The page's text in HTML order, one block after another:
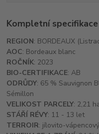
Kompletní specifikace
REGION: BORDEAUX
AOC: Bordeaux blanc
ROČNÍK: 2023
BIO-CERTIFIKACE: AB
ODRŮDY: 65 % Sauvignon
Sémillon
VELIKOST PARCELY: 2,21
STÁŘÍ RÉVY: 11 - 13 let
TERROIR: jílovito-vápencový